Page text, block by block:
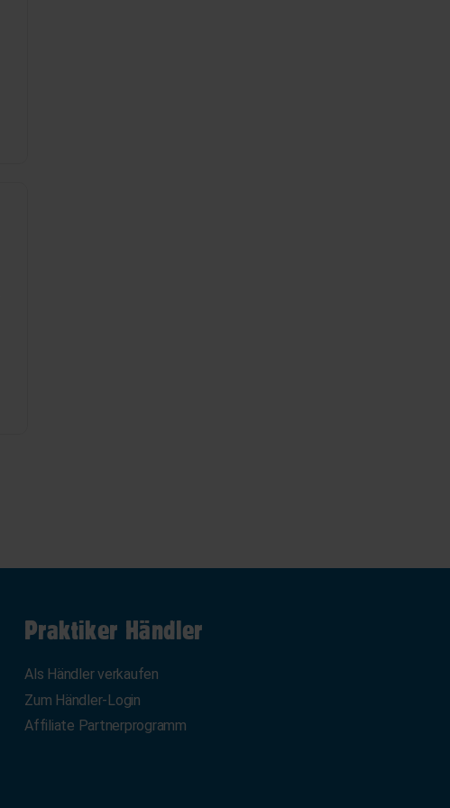
Praktiker Händler
Als Händler verkaufen
Zum Händler-Login
Affiliate Partnerprogramm